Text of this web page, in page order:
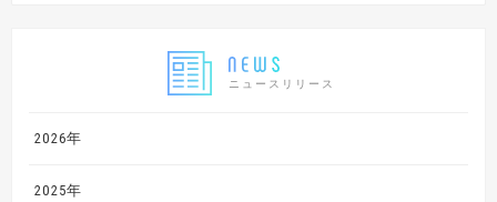
ニュースリリース
2026年
2025年